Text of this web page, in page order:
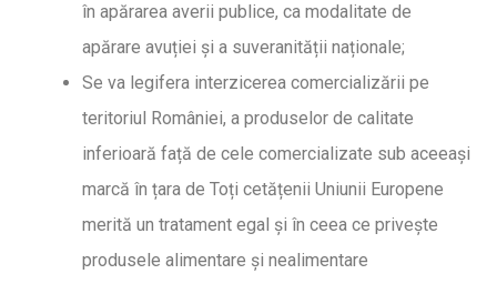
în apărarea averii publice, ca modalitate de
apărare avuției și a suveranității naționale;
Se va legifera interzicerea comercializării pe
teritoriul României, a produselor de calitate
inferioară față de cele comercializate sub aceeași
marcă în țara de Toți cetățenii Uniunii Europene
merită un tratament egal și în ceea ce privește
produsele alimentare și nealimentare